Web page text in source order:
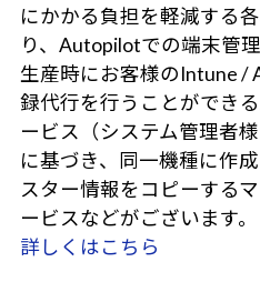
にかかる負担を軽減する
り、Autopilotでの端末管
生産時にお客様のIntune /
録代行を行うことができ
ービス（システム管理者
に基づき、同一機種に作
スター情報をコピーする
ービスなどがございます。
詳しくはこちら